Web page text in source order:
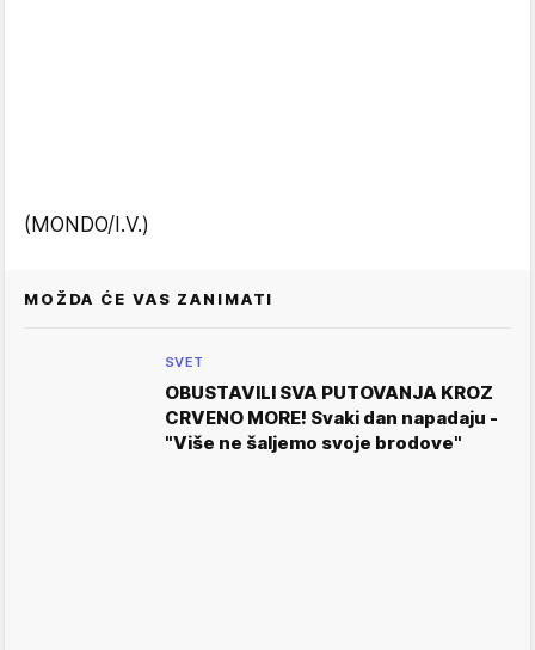
(MONDO/I.V.)
MOŽDA ĆE VAS ZANIMATI
SVET
OBUSTAVILI SVA PUTOVANJA KROZ
CRVENO MORE! Svaki dan napadaju -
"Više ne šaljemo svoje brodove"